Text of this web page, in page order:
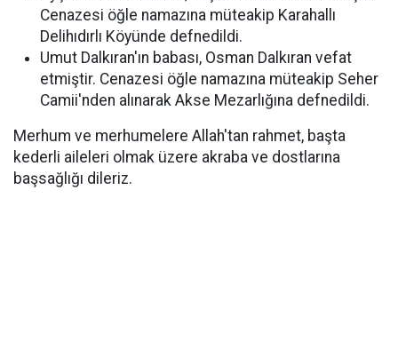
Cenazesi öğle namazına müteakip Karahallı
Delihıdırlı Köyünde defnedildi.
Umut Dalkıran'ın babası, Osman Dalkıran vefat
etmiştir. Cenazesi öğle namazına müteakip Seher
Camii'nden alınarak Akse Mezarlığına defnedildi.
Merhum ve merhumelere Allah'tan rahmet, başta
kederli aileleri olmak üzere akraba ve dostlarına
başsağlığı dileriz.